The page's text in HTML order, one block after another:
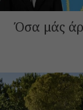
Όσα μάς